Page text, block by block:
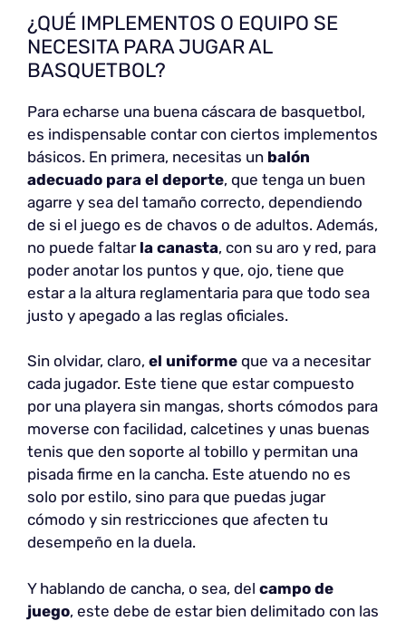
¿QUÉ IMPLEMENTOS O EQUIPO SE
NECESITA PARA JUGAR AL
BASQUETBOL?
Para echarse una buena cáscara de basquetbol,
es indispensable contar con ciertos implementos
básicos. En primera, necesitas un balón
adecuado para el deporte, que tenga un buen
agarre y sea del tamaño correcto, dependiendo
de si el juego es de chavos o de adultos. Además,
no puede faltar la canasta, con su aro y red, para
poder anotar los puntos y que, ojo, tiene que
estar a la altura reglamentaria para que todo sea
justo y apegado a las reglas oficiales.
Sin olvidar, claro, el uniforme que va a necesitar
cada jugador. Este tiene que estar compuesto
por una playera sin mangas, shorts cómodos para
moverse con facilidad, calcetines y unas buenas
tenis que den soporte al tobillo y permitan una
pisada firme en la cancha. Este atuendo no es
solo por estilo, sino para que puedas jugar
cómodo y sin restricciones que afecten tu
desempeño en la duela.
Y hablando de cancha, o sea, del campo de
juego, este debe de estar bien delimitado con las